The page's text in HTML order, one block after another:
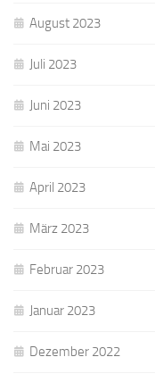
August 2023
Juli 2023
Juni 2023
Mai 2023
April 2023
März 2023
Februar 2023
Januar 2023
Dezember 2022